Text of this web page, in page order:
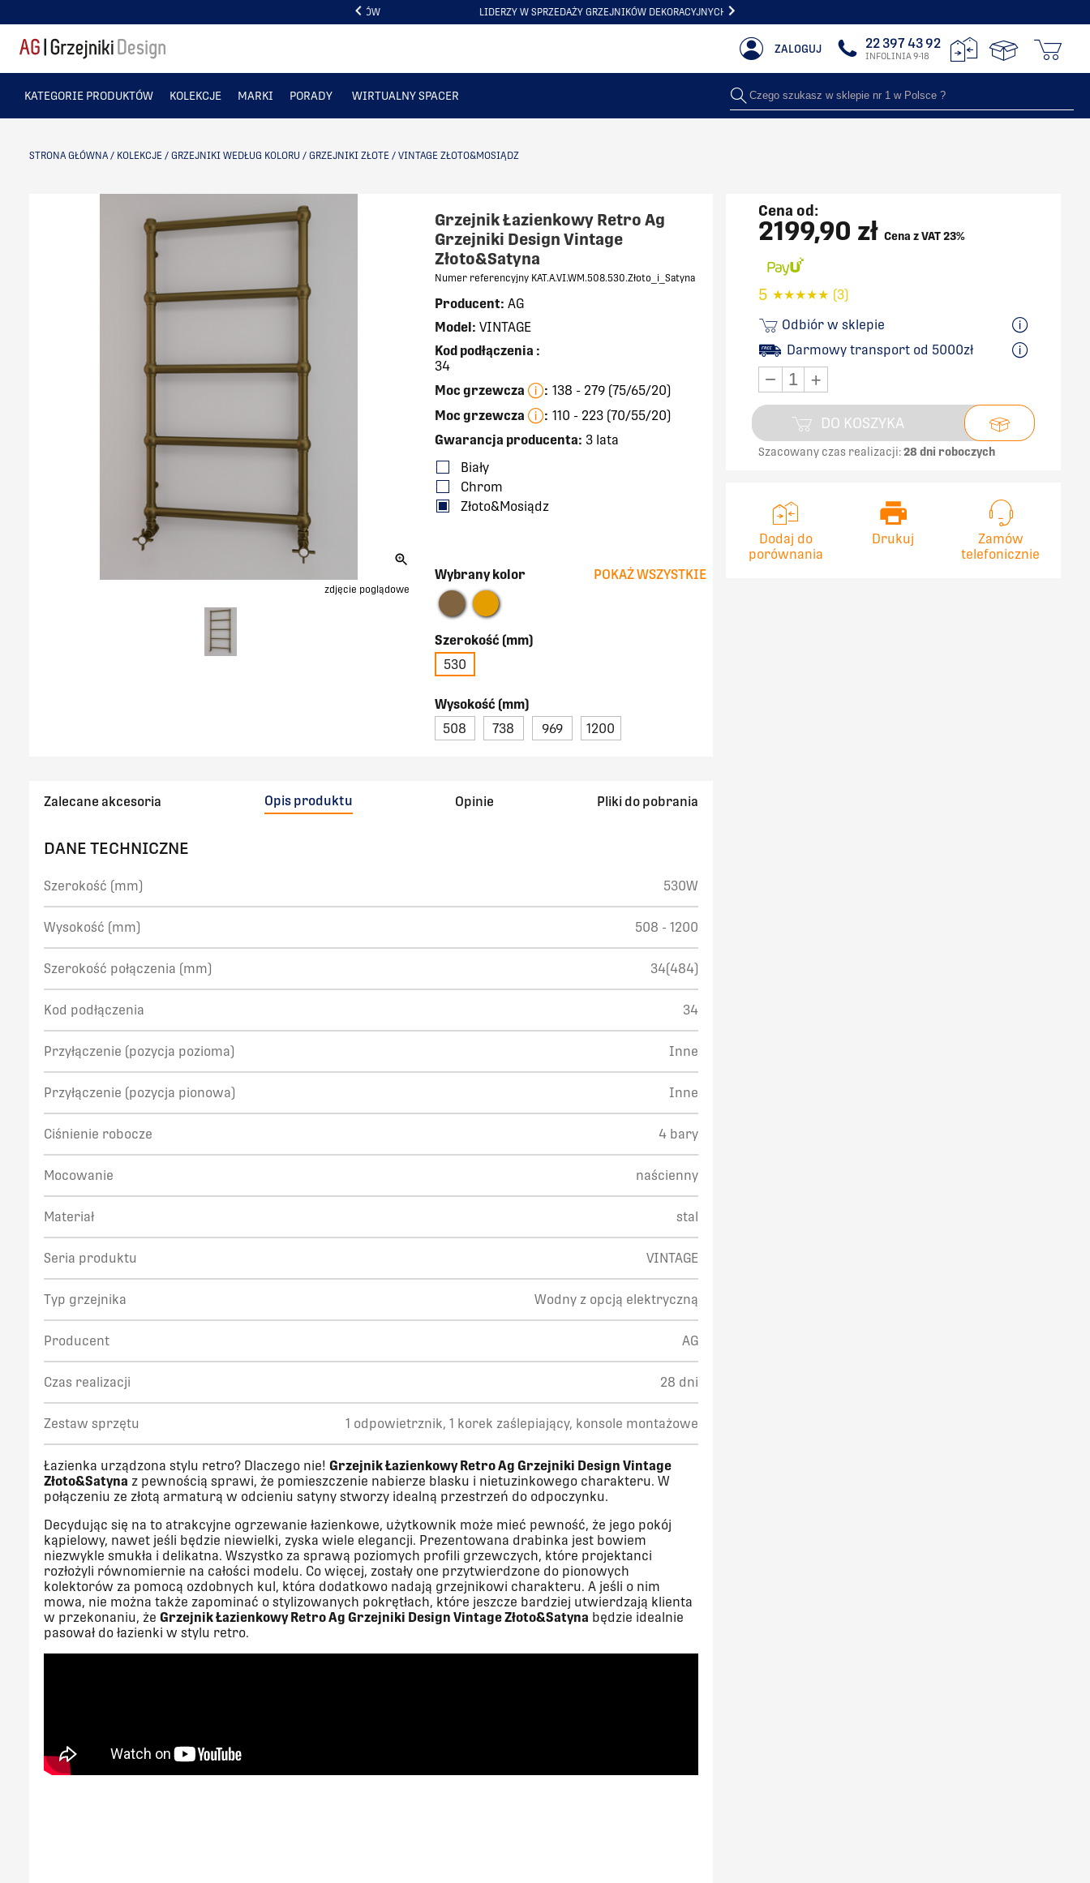
LIDERZY W SPRZEDAŻY GRZEJNIKÓW DEKORACYJNYCH NR 1 W POLSCE
ITEM
ZALOGUJ 22 397 43 92
INFOLINIA 9-18
KATEGORIE PRODUKTÓW KOLEKCJE MARKI PORADY WIRTUALNY SPACER Czego szukasz w sklepie nr 1 w Polsce ?
STRONA GŁÓWNA / KOLEKCJE / GRZEJNIKI WEDŁUG KOLORU / GRZEJNIKI ZŁOTE / VINTAGE ZŁOTO&MOSIĄDZ
zdjęcie poglądowe
Grzejnik Łazienkowy Retro Ag
Grzejniki Design Vintage
Złoto&Satyna
Numer referencyjny KAT.A.VI.WM.508.530.Złoto_i_Satyna
Producent: AG
Model: VINTAGE
Kod podłączenia :
34
Moc grzewcza
: 138 - 279 (75/65/20)
Moc grzewcza
: 110 - 223 (70/55/20)
Gwarancja producenta: 3 lata
Biały
Chrom
Złoto&Mosiądz
Wybrany kolor POKAŻ WSZYSTKIE
Szerokość (mm)
530
Wysokość (mm)
508
738 969 1200
Cena od:
2199,90 zł Cena z VAT 23%
5 ★★★★★ (3)
Odbiór w sklepie
Darmowy transport od 5000zł
− +
DO KOSZYKA
Szacowany czas realizacji:28 dni roboczych
Dodaj do
porównania
Drukuj
Zamów
telefonicznie
Zalecane akcesoria Opis produktu Opinie Pliki do pobrania
DANE TECHNICZNE
Szerokość (mm) 530W
Wysokość (mm) 508 - 1200
Szerokość połączenia (mm) 34(484)
Kod podłączenia 34
Przyłączenie (pozycja pozioma) Inne
Przyłączenie (pozycja pionowa) Inne
Ciśnienie robocze 4 bary
Mocowanie naścienny
Materiał stal
Seria produktu VINTAGE
Typ grzejnika Wodny z opcją elektryczną
Producent AG
Czas realizacji 28 dni
Zestaw sprzętu 1 odpowietrznik, 1 korek zaślepiający, konsole montażowe
Łazienka urządzona stylu retro? Dlaczego nie! Grzejnik Łazienkowy Retro Ag Grzejniki Design Vintage
Złoto&Satyna z pewnością sprawi, że pomieszczenie nabierze blasku i nietuzinkowego charakteru. W
połączeniu ze złotą armaturą w odcieniu satyny stworzy idealną przestrzeń do odpoczynku.
Decydując się na to atrakcyjne ogrzewanie łazienkowe, użytkownik może mieć pewność, że jego pokój
kąpielowy, nawet jeśli będzie niewielki, zyska wiele elegancji. Prezentowana drabinka jest bowiem
niezwykle smukła i delikatna. Wszystko za sprawą poziomych profili grzewczych, które projektanci
rozłożyli równomiernie na całości modelu. Co więcej, zostały one przytwierdzone do pionowych
kolektorów za pomocą ozdobnych kul, która dodatkowo nadają grzejnikowi charakteru. A jeśli o nim
mowa, nie można także zapominać o stylizowanych pokrętłach, które jeszcze bardziej utwierdzają klienta
w przekonaniu, że Grzejnik Łazienkowy Retro Ag Grzejniki Design Vintage Złoto&Satyna będzie idealnie
pasował do łazienki w stylu retro.